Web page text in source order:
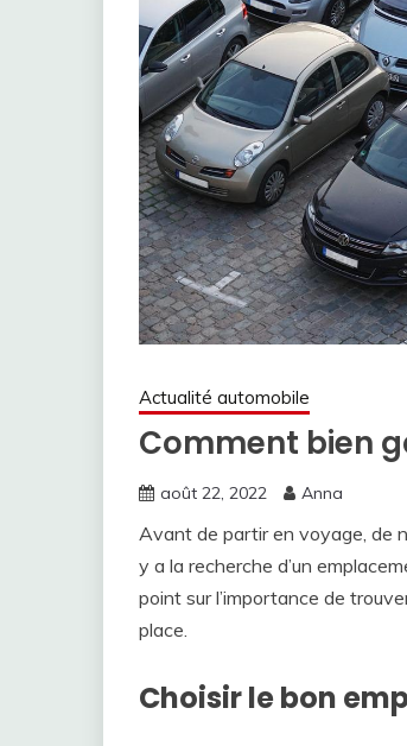
Actualité automobile
Comment bien
août 22, 2022 Anna
Avant de partir en voyage, de
y a la recherche d’un
point sur l’importance de
place.
Choisir le bon